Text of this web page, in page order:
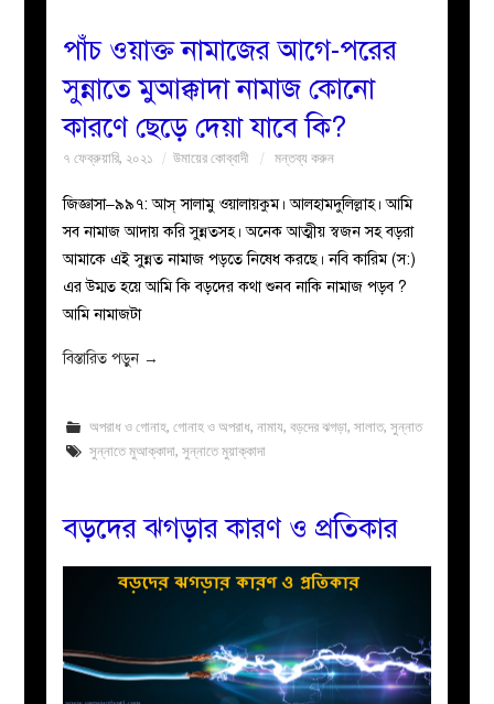
পাঁচ ওয়াক্ত নামাজের আগে-পরের
সুন্নাতে মুআক্কাদা নামাজ কোনো
কারণে ছেড়ে দেয়া যাবে কি?
৭ ফেব্রুয়ারি, ২০২১ উমায়ের কোব্বাদী মন্তব্য করুন
জিজ্ঞাসা–৯৯৭: আস্ সালামু ওয়ালায়কুম। আলহামদুলিল্লাহ। আমি
সব নামাজ আদায় করি সুন্নতসহ। অনেক আত্মীয় স্বজন সহ বড়রা
আমাকে এই সুন্নত নামাজ পড়তে নিষেধ করছে। নবি কারিম (স:)
এর উম্মত হয়ে আমি কি বড়দের কথা শুনব নাকি নামাজ পড়ব ?
আমি নামাজটা
বিস্তারিত পড়ুন →
অপরাধ ও গোনাহ, গোনাহ ও অপরাধ, নামায, বড়দের ঝগড়া, সালাত, সুন্নাত
সুন্নাতে মুআক্কাদা, সুন্নাতে মুয়াক্কাদা
বড়দের ঝগড়ার কারণ ও প্রতিকার